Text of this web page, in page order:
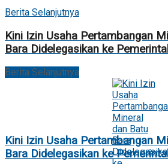
Berita Selanjutnya
Kini Izin Usaha Pertambangan
Bara Didelegasikan ke
Berita Selanjutnya
Kini Izin Usaha Pertambangan
Bara Didelegasikan ke